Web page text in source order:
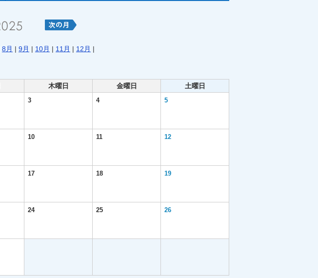
8月 | 9月 | 10月 | 11月 | 12月 |
木曜日 金曜日 土曜日
3 4 5
10 11 12
17 18 19
24 25 26